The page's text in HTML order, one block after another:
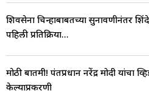
शिवसेना चिन्हाबाबतच्या सुनावणीनंतर
पहिली प्रतिक्रिया...
मोठी बातमी! पंतप्रधान नरेंद्र मोदी यांचा
केल्याप्रकरणी